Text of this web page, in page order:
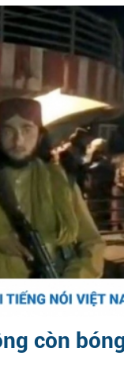
còn